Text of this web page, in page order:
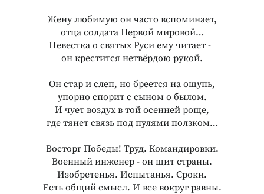
Жену любимую он часто вспоминает,
отца солдата Первой мировой…
Невестка о святых Руси ему читает -
он крестится нетвёрдою рукой.
Он стар и слеп, но бреется на ощупь,
упорно спорит с сыном о былом.
И чует воздух в той осенней роще,
где тянет связь под пулями ползком…
Восторг Победы! Труд. Командировки.
Военный инженер - он щит страны.
Изобретенья. Испытанья. Сроки.
Есть общий смысл. И все вокруг равны.